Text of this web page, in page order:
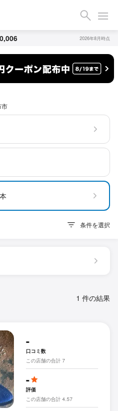
2026年8月時点
市
条件を選択
1 件の結果
-
口コミ数
この店舗の合計 7
-
評価
この店舗の合計 4.57